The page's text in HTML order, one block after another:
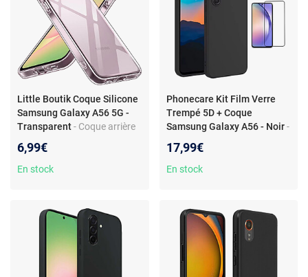
Little Boutik Coque Silicone
Samsung Galaxy A56 5G -
Transparent- Coque arrière
aux angles renforcés -
Antidérapante
6,99€
En stock
Phonecare Kit Film Verre
Trempé 5D + Coque
Samsung Galaxy A56 - Noir -
trempé 5D - Coque silicone
liquide - Conception ultra-fin -
17,99€
En stock